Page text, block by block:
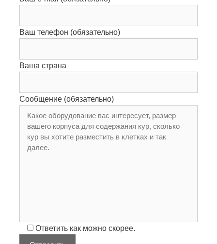
Ваш телефон (обязательно)
Ваша страна
Сообщение (обязательно)
Ответить как можно скорее.